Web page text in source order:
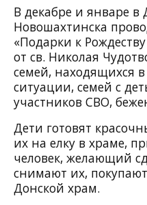
В декабре и январе в
Новошахтинска
«Подарки к
от св. Николая
семей, находящихся
ситуации, семей с
участников СВО,
Дети готовят
их на елку в храме,
человек, желающий
снимают их,
Донской храм.